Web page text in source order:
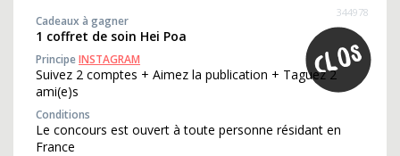
344978
Cadeaux à gagner
1 coffret de soin Hei Poa
PrincipeINSTAGRAM
Suivez 2 comptes + Aimez la publication + Taguez 2
ami(e)s
Conditions
Le concours est ouvert à toute personne résidant en
France